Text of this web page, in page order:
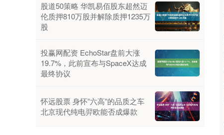
股道50策略 华凯易佰股东超然迈
伦质押810万股并解除质押1235万
股
投赢网配资 EchoStar盘前大涨
19.7%，此前宣布与SpaceX达成
最终协议
怀远股票 身怀”六高”的品质之车
北京现代纯电羿欧能否成爆款